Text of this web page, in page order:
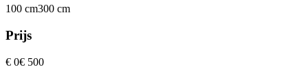
100 cm300 cm
Prijs
€ 0€ 500